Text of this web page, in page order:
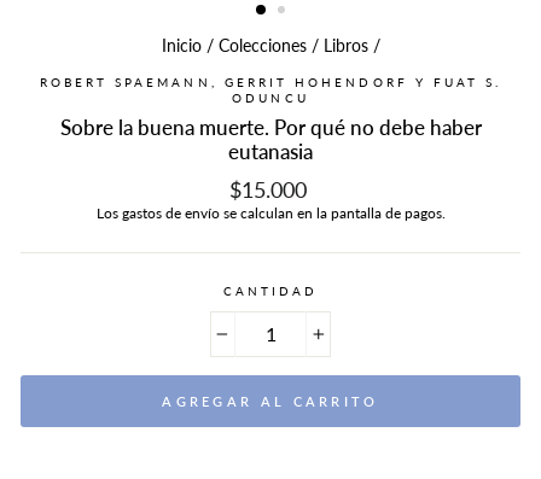
Inicio / Colecciones / Libros /
ROBERT SPAEMANN, GERRIT HOHENDORF Y FUAT S.
ODUNCU
Sobre la buena muerte. Por qué no debe haber
eutanasia
Precio
habitual
$15.000
Los gastos de envíose calculan en la pantalla de pagos.
CANTIDAD
AGREGAR AL CARRITO